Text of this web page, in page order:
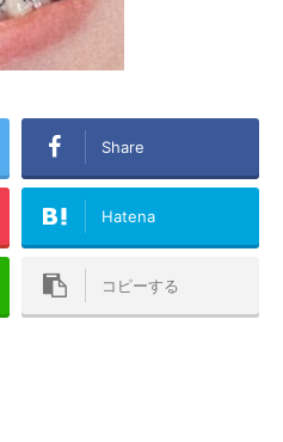
Share
Hatena
コピーする